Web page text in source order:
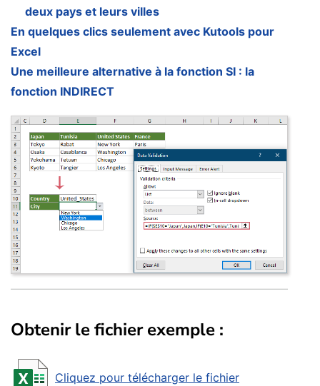
deux pays et leurs villes
En quelques clics seulement avec Kutools pour
Excel
Une meilleure alternative à la fonction SI : la
fonction INDIRECT
Obtenir le fichier exemple :
Cliquez pour télécharger le fichier